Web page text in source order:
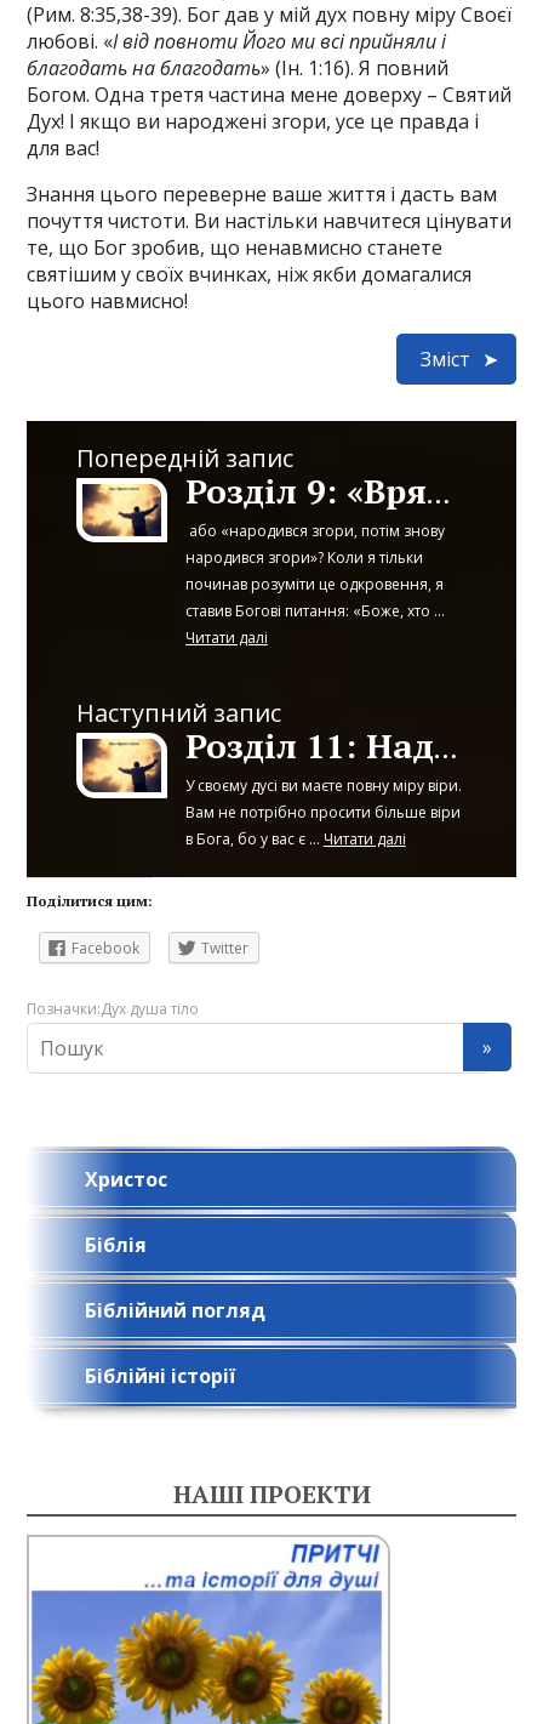
(Рим. 8:35,38-39). Бог дав у мій дух повну міру Своєї
любові. «І від повноти Його ми всі прийняли і
благодать на благодать» (Ін. 1:16). Я повний
Богом. Одна третя частина мене доверху – Святий
Дух! І якщо ви народжені згори, усе це правда і
для вас!
Знання цього переверне ваше життя і дасть вам
почуття чистоти. Ви настільки навчитеся цінувати
те, що Бог зробив, що ненавмисно станете
святішим у своїх вчинках, ніж якби домагалися
цього навмисно!
Зміст
Попередній запис
Розділ 9: «Врятований – значить, врятований назавжди»
або «народився згори, потім знову
народився згори»? Коли я тільки
починав розуміти це одкровення, я
ставив Богові питання: «Боже, хто ...
Читати далі
Наступний запис
Розділ 11: Надприродна віра Божа
У своєму дусі ви маєте повну міру віри.
Вам не потрібно просити більше віри
в Бога, бо у вас є ... Читати далі
Поділитися цим:
Facebook Twitter
Позначки:Дух душа тіло
Христос
Біблія
Біблійний погляд
Біблійні історії
НАШІ ПРОЕКТИ